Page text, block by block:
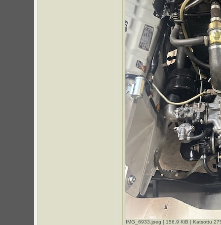
IMG_6933.jpeg [ 156.9 KiB | Katsottu